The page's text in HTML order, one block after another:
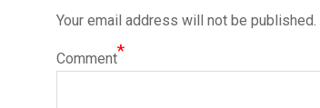
Your email address will not be published.
Comment*